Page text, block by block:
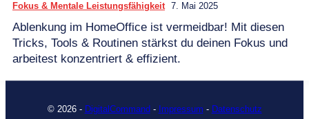
Fokus & Mentale Leistungsfähigkeit 7. Mai 2025
Ablenkung im HomeOffice ist vermeidbar! Mit diesen
Tricks, Tools & Routinen stärkst du deinen Fokus und
arbeitest konzentriert & effizient.
© 2026 - DigitalCommand - Impressum - Datenschutz